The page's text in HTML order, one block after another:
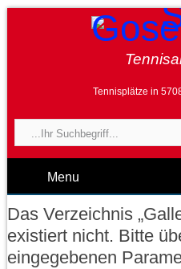
Tennisplätze in
Menu
Das Verzeichnis
existiert nicht. Bitte
eingegebenen